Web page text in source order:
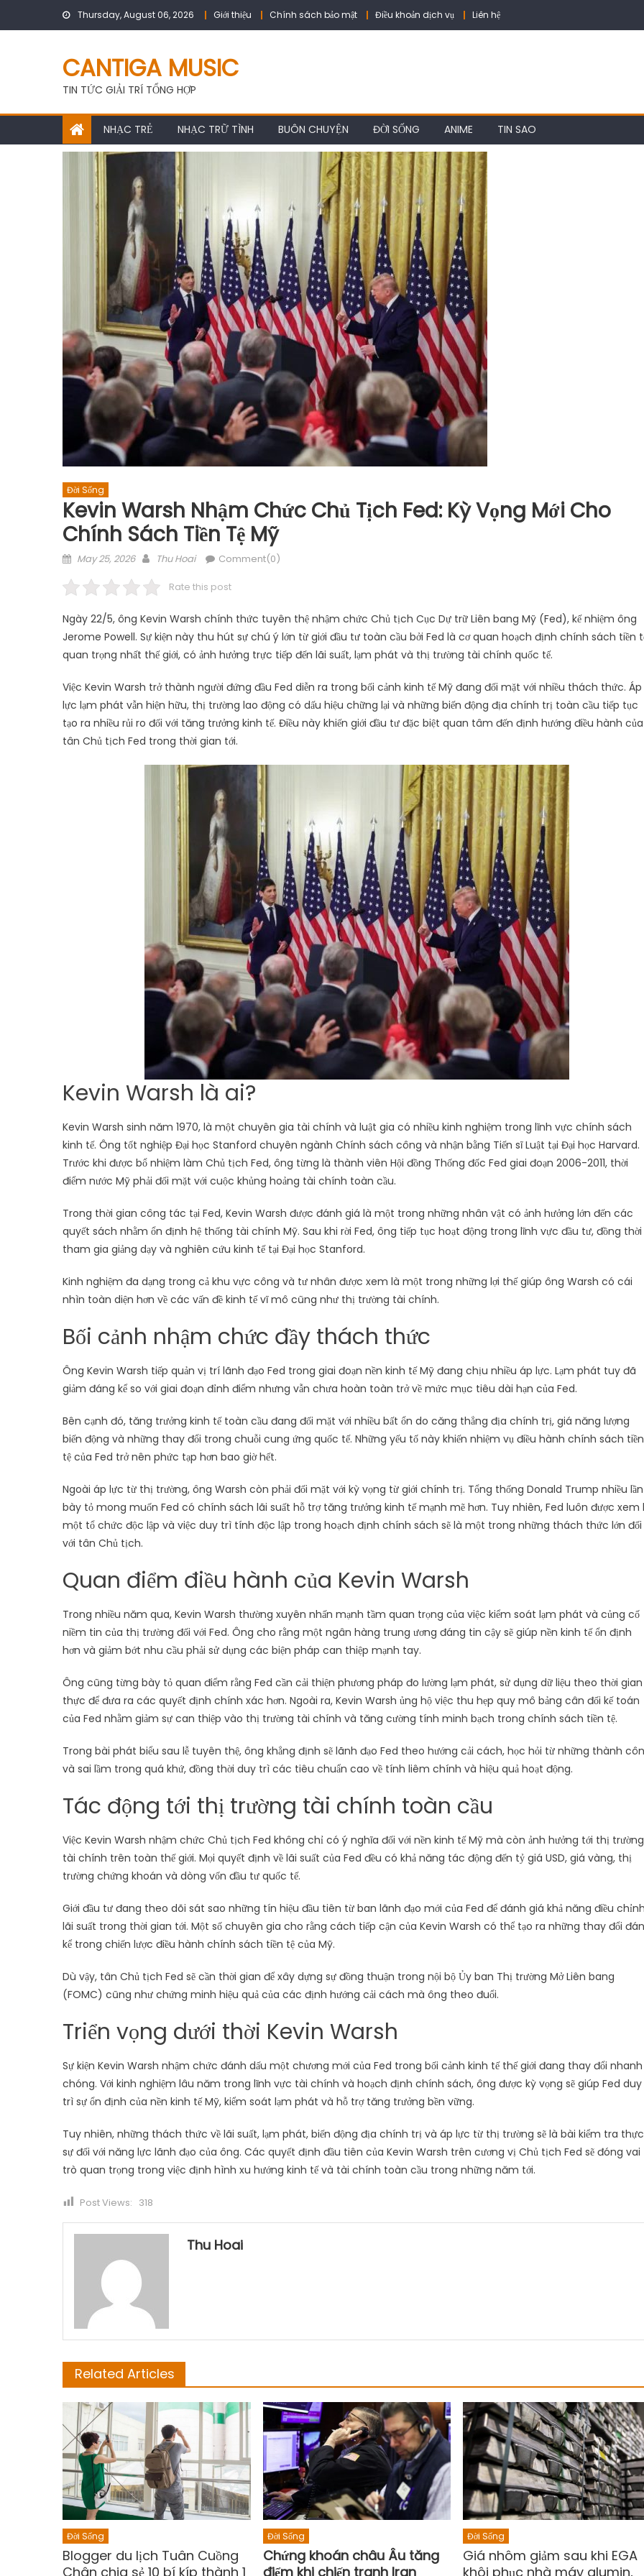
Thursday, August 06, 2026 Giới thiệu Chính sách bảo mật Điều khoản dịch vụ Liên hệ
CANTIGA MUSIC
TIN TỨC GIẢI TRÍ TỔNG HỢP
NHẠC TRẺ NHẠC TRỮ TÌNH BUÔN CHUYỆN ĐỜI SỐNG ANIME TIN SAO
Đời Sống
Kevin Warsh Nhậm Chức Chủ Tịch Fed: Kỳ Vọng Mới Cho
Chính Sách Tiền Tệ Mỹ
Posted
May 25, 2026 Author
Thu Hoai Comment(0)
Rate this post
Ngày 22/5, ông Kevin Warsh chính thức tuyên thệ nhậm chức Chủ tịch Cục Dự trữ Liên bang Mỹ (Fed), kế nhiệm ông
Jerome Powell. Sự kiện này thu hút sự chú ý lớn từ giới đầu tư toàn cầu bởi Fed là cơ quan hoạch định chính sách tiền
quan trọng nhất thế giới, có ảnh hưởng trực tiếp đến lãi suất, lạm phát và thị trường tài chính quốc tế.
Việc Kevin Warsh trở thành người đứng đầu Fed diễn ra trong bối cảnh kinh tế Mỹ đang đối mặt với nhiều thách thức. Áp
lực lạm phát vẫn hiện hữu, thị trường lao động có dấu hiệu chững lại và những biến động địa chính trị toàn cầu tiếp tục
tạo ra nhiều rủi ro đối với tăng trưởng kinh tế. Điều này khiến giới đầu tư đặc biệt quan tâm đến định hướng điều hành của
tân Chủ tịch Fed trong thời gian tới.
Kevin Warsh là ai?
Kevin Warsh sinh năm 1970, là một chuyên gia tài chính và luật gia có nhiều kinh nghiệm trong lĩnh vực chính sách
kinh tế. Ông tốt nghiệp Đại học Stanford chuyên ngành Chính sách công và nhận bằng Tiến sĩ Luật tại Đại học Harvard.
Trước khi được bổ nhiệm làm Chủ tịch Fed, ông từng là thành viên Hội đồng Thống đốc Fed giai đoạn 2006-2011, thời
điểm nước Mỹ phải đối mặt với cuộc khủng hoảng tài chính toàn cầu.
Trong thời gian công tác tại Fed, Kevin Warsh được đánh giá là một trong những nhân vật có ảnh hưởng lớn đến các
quyết sách nhằm ổn định hệ thống tài chính Mỹ. Sau khi rời Fed, ông tiếp tục hoạt động trong lĩnh vực đầu tư, đồng thời
tham gia giảng dạy và nghiên cứu kinh tế tại Đại học Stanford.
Kinh nghiệm đa dạng trong cả khu vực công và tư nhân được xem là một trong những lợi thế giúp ông Warsh có cái
nhìn toàn diện hơn về các vấn đề kinh tế vĩ mô cũng như thị trường tài chính.
Bối cảnh nhậm chức đầy thách thức
Ông Kevin Warsh tiếp quản vị trí lãnh đạo Fed trong giai đoạn nền kinh tế Mỹ đang chịu nhiều áp lực. Lạm phát tuy đã
giảm đáng kể so với giai đoạn đỉnh điểm nhưng vẫn chưa hoàn toàn trở về mức mục tiêu dài hạn của Fed.
Bên cạnh đó, tăng trưởng kinh tế toàn cầu đang đối mặt với nhiều bất ổn do căng thẳng địa chính trị, giá năng lượng
biến động và những thay đổi trong chuỗi cung ứng quốc tế. Những yếu tố này khiến nhiệm vụ điều hành chính sách tiền
tệ của Fed trở nên phức tạp hơn bao giờ hết.
Ngoài áp lực từ thị trường, ông Warsh còn phải đối mặt với kỳ vọng từ giới chính trị. Tổng thống Donald Trump nhiều lần
bày tỏ mong muốn Fed có chính sách lãi suất hỗ trợ tăng trưởng kinh tế mạnh mẽ hơn. Tuy nhiên, Fed luôn được xem
một tổ chức độc lập và việc duy trì tính độc lập trong hoạch định chính sách sẽ là một trong những thách thức lớn đối
với tân Chủ tịch.
Quan điểm điều hành của Kevin Warsh
Trong nhiều năm qua, Kevin Warsh thường xuyên nhấn mạnh tầm quan trọng của việc kiểm soát lạm phát và củng cố
niềm tin của thị trường đối với Fed. Ông cho rằng một ngân hàng trung ương đáng tin cậy sẽ giúp nền kinh tế ổn định
hơn và giảm bớt nhu cầu phải sử dụng các biện pháp can thiệp mạnh tay.
Ông cũng từng bày tỏ quan điểm rằng Fed cần cải thiện phương pháp đo lường lạm phát, sử dụng dữ liệu theo thời gian
thực để đưa ra các quyết định chính xác hơn. Ngoài ra, Kevin Warsh ủng hộ việc thu hẹp quy mô bảng cân đối kế toán
của Fed nhằm giảm sự can thiệp vào thị trường tài chính và tăng cường tính minh bạch trong chính sách tiền tệ.
Trong bài phát biểu sau lễ tuyên thệ, ông khẳng định sẽ lãnh đạo Fed theo hướng cải cách, học hỏi từ những thành
và sai lầm trong quá khứ, đồng thời duy trì các tiêu chuẩn cao về tính liêm chính và hiệu quả hoạt động.
Tác động tới thị trường tài chính toàn cầu
Việc Kevin Warsh nhậm chức Chủ tịch Fed không chỉ có ý nghĩa đối với nền kinh tế Mỹ mà còn ảnh hưởng tới thị trường
tài chính trên toàn thế giới. Mọi quyết định về lãi suất của Fed đều có khả năng tác động đến tỷ giá USD, giá vàng, thị
trường chứng khoán và dòng vốn đầu tư quốc tế.
Giới đầu tư đang theo dõi sát sao những tín hiệu đầu tiên từ ban lãnh đạo mới của Fed để đánh giá khả năng điều
lãi suất trong thời gian tới. Một số chuyên gia cho rằng cách tiếp cận của Kevin Warsh có thể tạo ra những thay đổi
kể trong chiến lược điều hành chính sách tiền tệ của Mỹ.
Dù vậy, tân Chủ tịch Fed sẽ cần thời gian để xây dựng sự đồng thuận trong nội bộ Ủy ban Thị trường Mở Liên bang
(FOMC) cũng như chứng minh hiệu quả của các định hướng cải cách mà ông theo đuổi.
Triển vọng dưới thời Kevin Warsh
Sự kiện Kevin Warsh nhậm chức đánh dấu một chương mới của Fed trong bối cảnh kinh tế thế giới đang thay đổi nhanh
chóng. Với kinh nghiệm lâu năm trong lĩnh vực tài chính và hoạch định chính sách, ông được kỳ vọng sẽ giúp Fed duy
trì sự ổn định của nền kinh tế Mỹ, kiểm soát lạm phát và hỗ trợ tăng trưởng bền vững.
Tuy nhiên, những thách thức về lãi suất, lạm phát, biến động địa chính trị và áp lực từ thị trường sẽ là bài kiểm tra thực
sự đối với năng lực lãnh đạo của ông. Các quyết định đầu tiên của Kevin Warsh trên cương vị Chủ tịch Fed sẽ đóng vai
trò quan trọng trong việc định hình xu hướng kinh tế và tài chính toàn cầu trong những năm tới.
Post Views: 318
Thu Hoai
Related Articles
Đời Sống
Blogger du lịch Tuân Cuồng
Chân chia sẻ 10 bí kíp thành 1
Đời Sống
Chứng khoán châu Âu tăng
điểm khi chiến tranh Iran
Đời Sống
Giá nhôm giảm sau khi EGA
khôi phục nhà máy alumin,